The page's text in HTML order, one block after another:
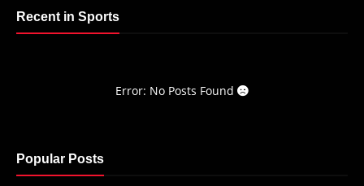
Recent in Sports
Error: No Posts Found
Popular Posts